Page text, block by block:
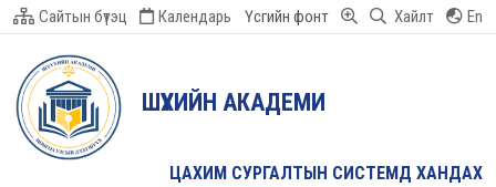
Сайтын бүтэц Календарь Үсгийн фонт Хайлт En
ШҮҮХИЙН АКАДЕМИ
ЦАХИМ СУРГАЛТЫН СИСТЕМД ХАНДАХ